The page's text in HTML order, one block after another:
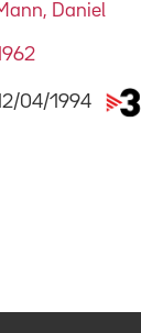
Daniel
04/1994